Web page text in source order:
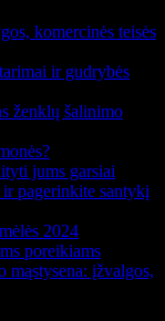
komercinės teisės
ir gudrybės
ženklų šalinimo
jums garsiai
pagerinkite santykį
2024
poreikiams
įžvalgos,